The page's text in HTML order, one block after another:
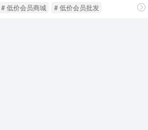
# 低价会员商城 # 低价会员批发